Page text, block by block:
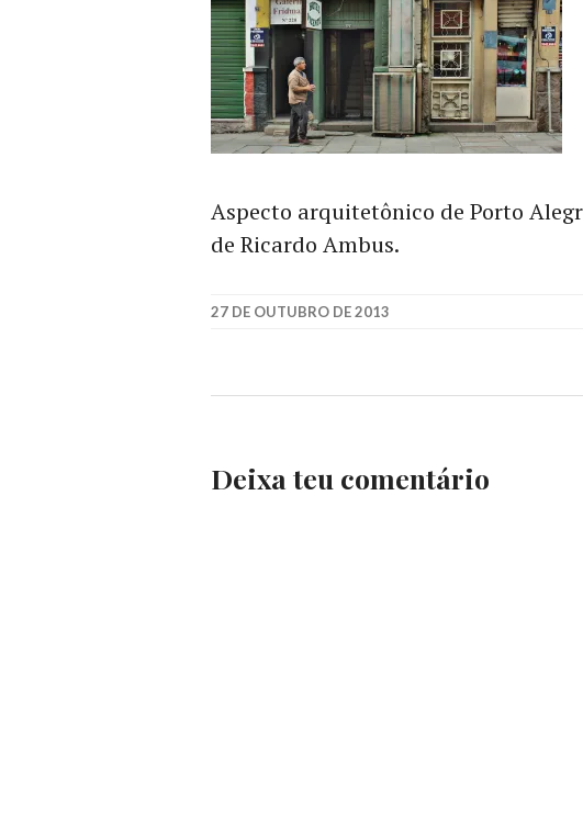
Aspecto arquitetônico de Porto
de Ricardo Ambus.
27 DE OUTUBRO DE 2013
Deixa teu comentário